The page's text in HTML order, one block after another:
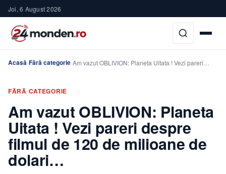
Joi, 6 August 2026
Acasă›Fără categorie›Am vazut OBLIVION: Planeta Uitata ! Vezi pareri…
FĂRĂ CATEGORIE
Am vazut OBLIVION: Planeta
Uitata ! Vezi pareri despre
filmul de 120 de milioane de
dolari…